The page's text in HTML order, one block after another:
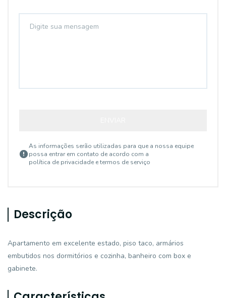
As informações serão utilizadas para que a nossa equipe
possa entrar em contato de acordo com a
política de privacidade e termos de serviço
Descrição
Apartamento em excelente estado, piso taco, armários
embutidos nos dormitórios e cozinha, banheiro com box e
gabinete.